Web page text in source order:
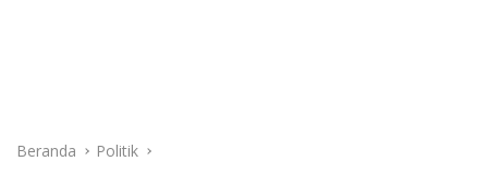
Beranda Politik